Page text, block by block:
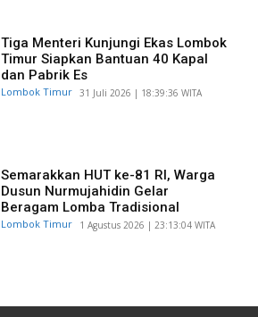
Tiga Menteri Kunjungi Ekas Lombok
Timur Siapkan Bantuan 40 Kapal
dan Pabrik Es
Lombok Timur ​31 Juli 2026 | 18:39:36 WITA
Semarakkan HUT ke-81 RI, Warga
Dusun Nurmujahidin Gelar
Beragam Lomba Tradisional
Lombok Timur ​1 Agustus 2026 | 23:13:04 WITA